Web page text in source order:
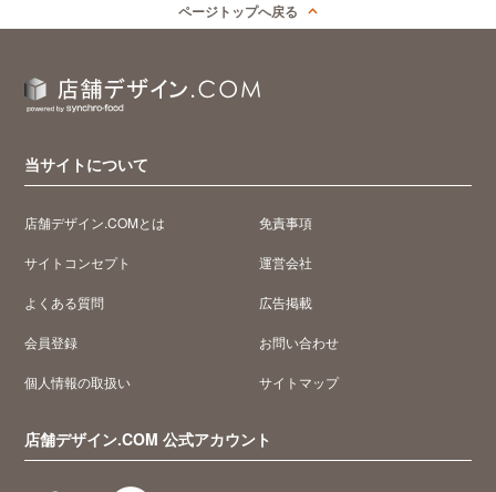
ページトップへ戻る
当サイトについて
店舗デザイン.COMとは
サイトコンセプト
よくある質問
会員登録
個人情報の取扱い
免責事項
運営会社
広告掲載
お問い合わせ
サイトマップ
店舗デザイン.COM 公式アカウント